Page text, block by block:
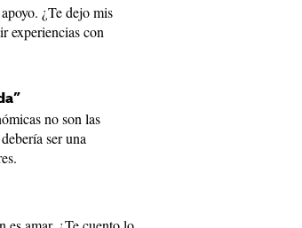
¿Te dejo mis
experiencias con
no son las
ser una